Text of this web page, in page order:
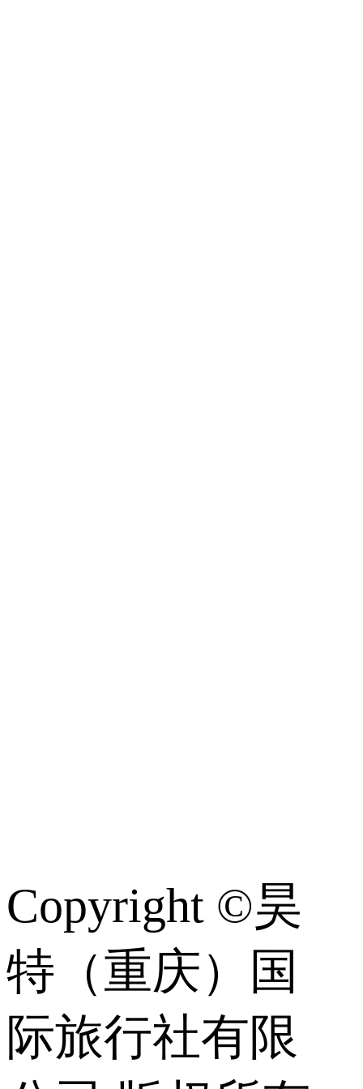
Copyright ©昊
特（重庆）国
际旅行社有限